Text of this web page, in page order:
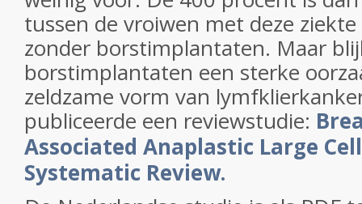
tussen de vroiwen met deze ziekte
zonder borstimplantaten. Maar
borstimplantaten een sterke
zeldzame vorm van
publiceerde een reviewstudie:
Associated Anaplastic Large
Systematic Review.